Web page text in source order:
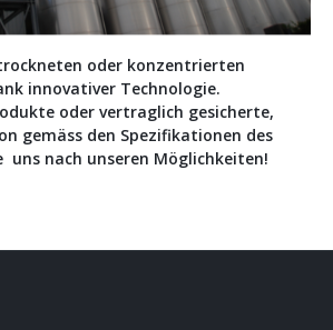
oder konzentrierten
innovativer Technologie.
oder vertraglich gesicherte,
gemäss den Spezifikationen des
uns nach unseren Möglichkeiten!